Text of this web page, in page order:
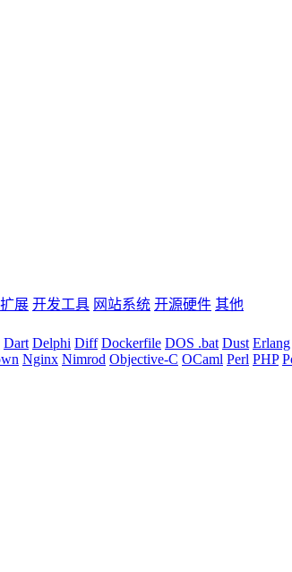
展 开发工具 网站系统 开源硬件 其他
Dart Delphi Diff Dockerfile DOS .bat Dust Erlang
Nginx Nimrod Objective-C OCaml Perl PHP